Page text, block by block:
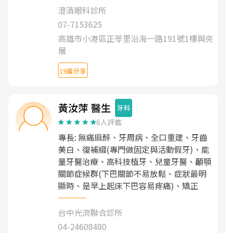
澄清眼科診所
07-7153625
高雄市小港區正苓里沿海一路191號1樓與夾
層
19篇分享
黃汝萍 醫生 牙科
6人評鑑
專長: 無痛麻醉、牙周病、全口重建、牙齒
美白、復補綴(專門做固定與活動假牙)、能
量牙醫治療、高科技植牙、兒童牙醫、顳顎
關節症候群(下巴關節不易放鬆、症狀最明
顯時、是早上起床下巴容易疼痛)、矯正
台中光流聯合診所
04-24608480